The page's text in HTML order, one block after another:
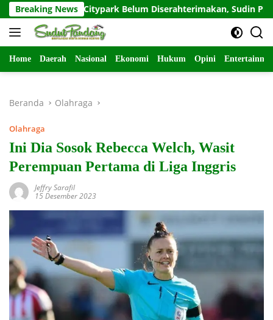
Langsung
ke
konten
Breaking News
Rusunami Citypark Belum Diserahterimakan, Sudin PRKP
Home Daerah Nasional Ekonomi Hukum Opini
Beranda Olahraga
Olahraga
Ini Dia Sosok Rebecca Welch, Wasit
Perempuan Pertama di Liga Inggris
Jeffry Sarafil
15 Desember 2023